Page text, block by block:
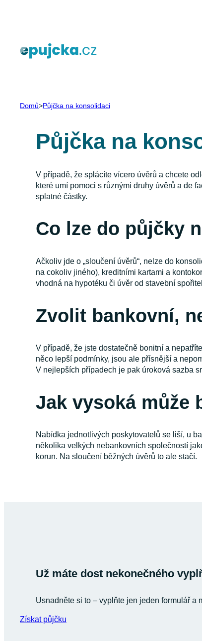
Domů>Půjčka na konsolidaci
Půjčka na
V případě, že splácíte vícero úvěrů a chcete
které umí pomoci s různými druhy úvěrů a de
splatné částky.
Co lze do půjčky
Ačkoliv jde o „sloučení úvěrů“, nelze do
na cokoliv jiného), kreditními kartami a
vhodná na hypotéku či úvěr od stavební
Zvolit bankovní,
V případě, že jste dostatečně bonitní a
něco lepší podmínky, jsou ale přísnější a
V nejlepších případech je pak úroková sazba
Jak vysoká může
Nabídka jednotlivých poskytovatelů se liší, u
několika velkých nebankovních společností
korun. Na sloučení běžných úvěrů to ale stačí.
Už máte dost nekonečného
Usnadněte si to – vyplňte jen jeden formulář
Získat půjčku